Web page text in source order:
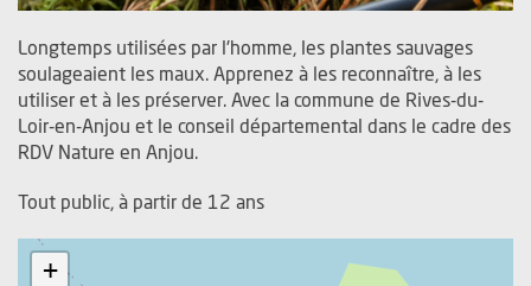
Longtemps utilisées par l'homme, les plantes sauvages
soulageaient les maux. Apprenez à les reconnaître, à les
utiliser et à les préserver. Avec la commune de Rives-du-
Loir-en-Anjou et le conseil départemental dans le cadre des
RDV Nature en Anjou.
Tout public, à partir de 12 ans
+